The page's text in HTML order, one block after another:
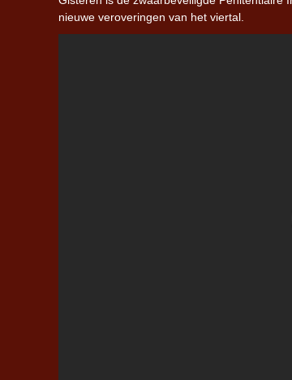
nieuwe veroveringen van het viertal.